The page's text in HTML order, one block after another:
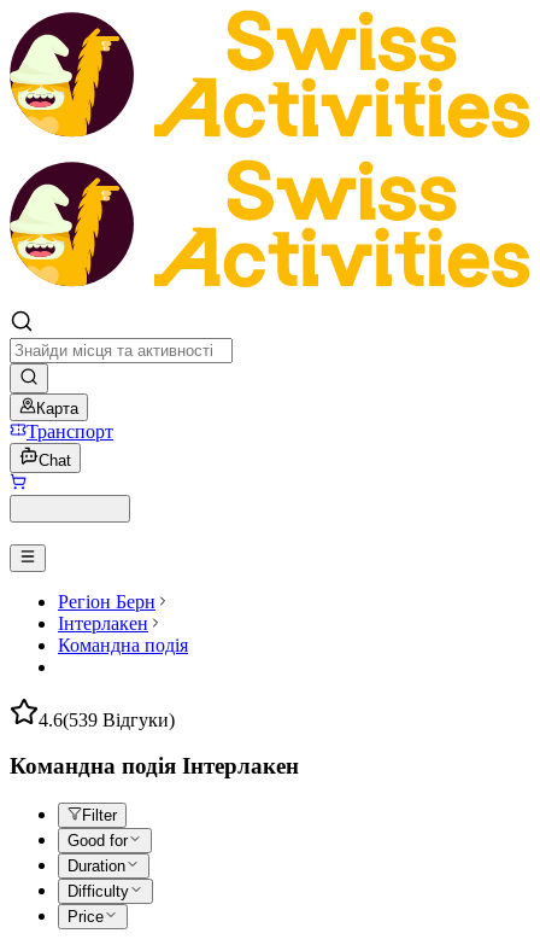
Карта
Транспорт
Chat
Регіон Берн
Інтерлакен
Командна подія
4.6(539 Відгуки)
Командна подія Інтерлакен
Filter
Good for
Duration
Difficulty
Price